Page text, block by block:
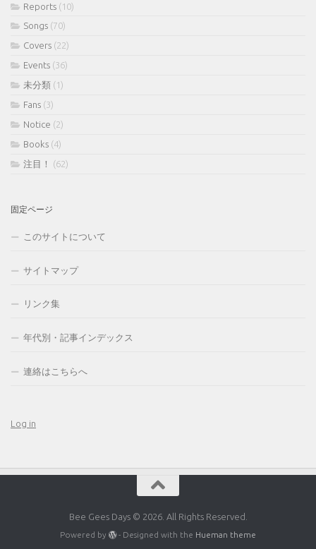
Reports (10)
Songs (70)
Covers (22)
Events (36)
未分類 (1)
Fans (3)
Notice (2)
Books (4)
注目！
(62)
固定ページ
このサイトについて
サイトマップ
リンク集
年代別・記事インデックス
連絡はこちらへ
Log in
Bee Gees Days © 2026. All Rights Reserved.
Powered by - Designed with the Hueman theme